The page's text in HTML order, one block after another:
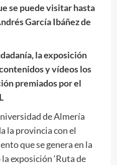
se puede visitar hasta
García Ibáñez de
la exposición
y vídeos los
premiados por el
de Almería
la provincia con el
que se genera en la
exposición ‘Ruta de